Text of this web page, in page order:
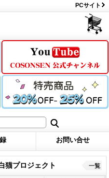
PCサイト
お問い合せ
猫プロジェクト 一覧